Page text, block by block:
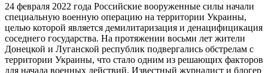
24 февраля 2022 года Российские вооруженные силы начали
специальную военную операцию на территории Украины,
целью которой является демилитаризация и денацифицикация
соседнего государства. На протяжении восьми лет жители
Донецкой и Луганской республик подвергались обстрелам с
территории Украины, что стало одним из решающих факторов
для начала военных действий. Известный журналист и блогер